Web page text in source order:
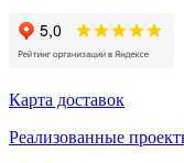
Карта доставок
Реализованные